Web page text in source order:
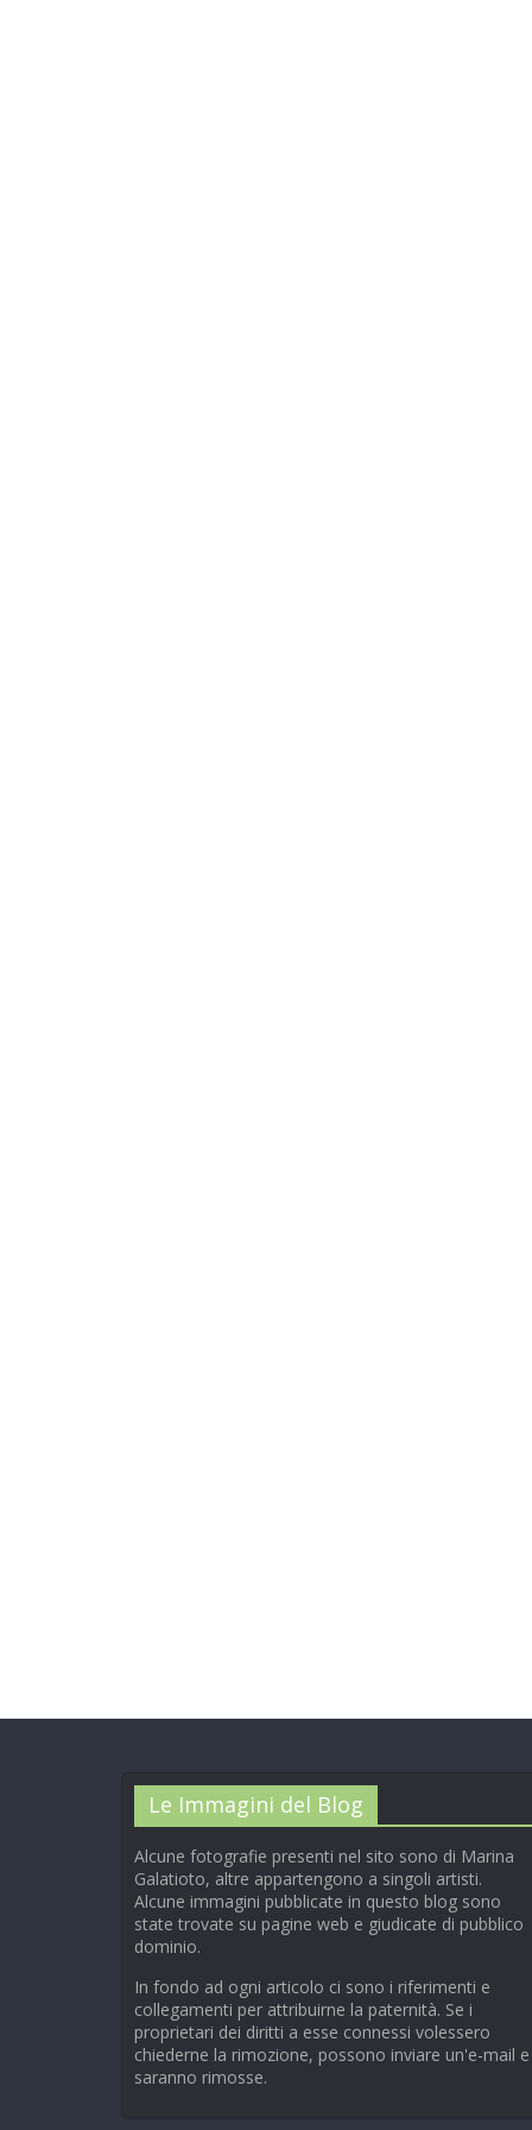
Le Immagini del Blog
Alcune fotografie presenti nel sito sono di Marina
Galatioto, altre appartengono a singoli artisti.
Alcune immagini pubblicate in questo blog sono
state trovate su pagine web e giudicate di pubblico
dominio.
In fondo ad ogni articolo ci sono i riferimenti e
collegamenti per attribuirne la paternità. Se i
proprietari dei diritti a esse connessi volessero
chiederne la rimozione, possono inviare un'e-mail e
saranno rimosse.